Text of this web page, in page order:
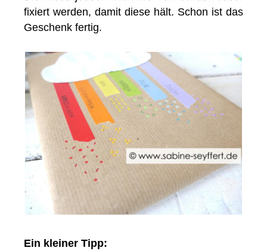
fixiert werden, damit diese hält. Schon ist das
Geschenk fertig.
Ein kleiner Tipp: